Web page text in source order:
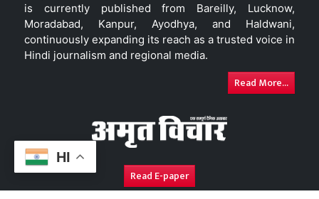
HI
is currently published from Bareilly, Lucknow,
Moradabad, Kanpur, Ayodhya, and Haldwani,
continuously expanding its reach as a trusted voice in
Hindi journalism and regional media.
Read More...
Read E-paper